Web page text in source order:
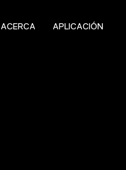
ACERCA APLICACIÓN